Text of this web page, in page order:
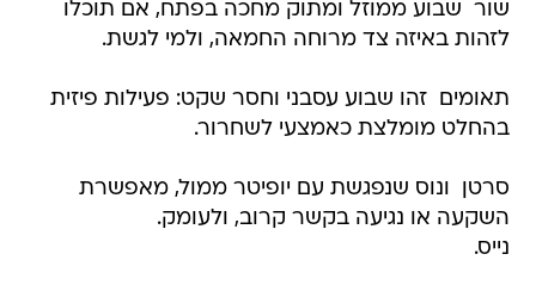
שור  שבוע ממוזל ומתוק מחכה בפתח, אם תוכלו
לזהות באיזה צד מרוחה החמאה, ולמי לגשת.
תאומים  זהו שבוע עסבני וחסר שקט: פעילות פיזית
בהחלט מומלצת כאמצעי לשחרור.
סרטן  ונוס שנפגשת עם יופיטר ממול, מאפשרת
השקעה או נגיעה בקשר קרוב, ולעומק.
נייס.